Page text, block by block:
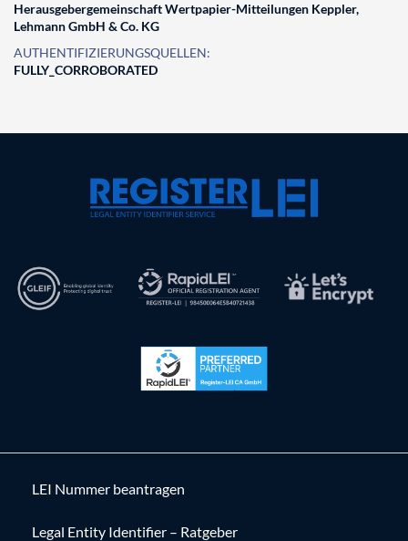
Herausgebergemeinschaft Wertpapier-Mitteilungen Keppler,
Lehmann GmbH & Co. KG
AUTHENTIFIZIERUNGSQUELLEN:
FULLY_CORROBORATED
LEI Nummer beantragen
Legal Entity Identifier – Ratgeber